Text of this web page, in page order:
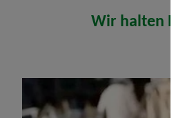
Wir halten